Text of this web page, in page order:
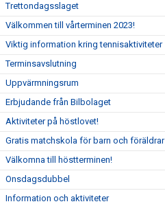
Trettondagsslaget
Välkommen till vårterminen 2023!
Viktig information kring tennisaktiviteter
Terminsavslutning
Uppvärmningsrum
Erbjudande från Bilbolaget
Aktiviteter på höstlovet!
Gratis matchskola för barn och föräldrar
Välkomna till höstterminen!
Onsdagsdubbel
Information och aktiviteter